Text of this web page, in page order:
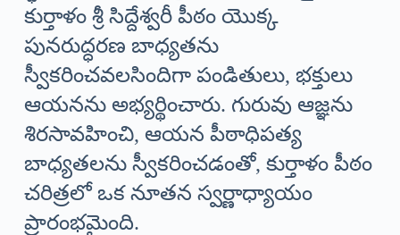
కుర్తాళం శ్రీ సిద్దేశ్వరీ పీఠం యొక్క
పునరుద్ధరణ బాధ్యతను
స్వీకరించవలసిందిగా పండితులు, భక్తులు
ఆయనను అభ్యర్థించారు. గురువు ఆజ్ఞను
శిరసావహించి, ఆయన పీఠాధిపత్య
బాధ్యతలను స్వీకరించడంతో, కుర్తాళం పీఠం
చరిత్రలో ఒక నూతన స్వర్ణాధ్యాయం
ప్రారంభమైంది.